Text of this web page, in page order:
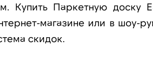
Купить Паркетную
магазине или в шоу-
скидок.